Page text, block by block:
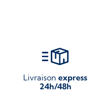
Livraison express
24h/48h